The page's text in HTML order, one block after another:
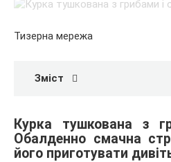
Тизерна мережа
Зміст
Курка тушкована з
Обалденно смачна
його приготувати